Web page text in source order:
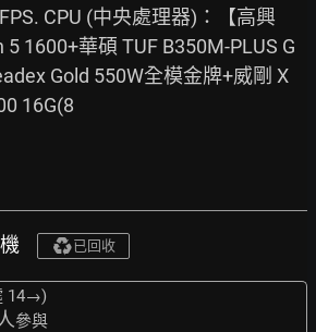
CPU (中央處理器)：【高興
1600+華碩 TUF B350M-PLUS G
Gold 550W全模金牌+威剛 X
16G(8
已回收
14→)
參與